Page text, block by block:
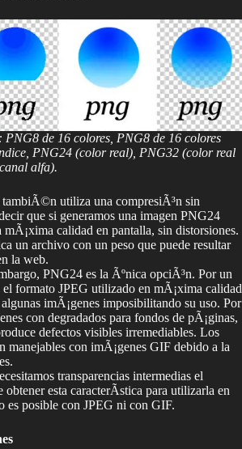
PNG8 de 16 colores, PNG8 de 16 colores
PNG24 (color real), PNG32 (color real
alfa).
utiliza una compresiÃ³n sin
que si generamos una imagen PNG24
mÃ¡xima calidad en pantalla, sin distorsiones.
un archivo con un peso que puede resultar
la web.
PNG24 es la Ãºnica opciÃ³n. Por un
el formato JPEG utilizado en mÃ¡xima calidad
imÃ¡genes imposibilitando su uso. Por
con degradados para fondos de pÃ¡ginas,
defectos visibles irremediables. Los
manejables con imÃ¡genes GIF debido a la
transparencias intermedias el
esta caracterÃ­stica para utilizarla en
es posible con JPEG ni con GIF.